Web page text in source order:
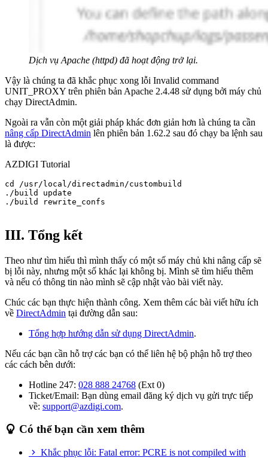
Dịch vụ Apache (httpd) đã hoạt động trở lại.
Vậy là chúng ta đã khắc phục xong lỗi Invalid command
UNIT_PROXY trên phiên bản Apache 2.4.48 sử dụng bởi máy chủ
chạy DirectAdmin.
Ngoài ra vẫn còn một giải pháp khác đơn giản hơn là chúng ta cần
nâng cấp DirectAdmin lên phiên bản 1.62.2 sau đó chạy ba lệnh sau
là được:
AZDIGI Tutorial
cd /usr/local/directadmin/custombuild
./build update
./build rewrite_confs
III. Tổng kết
Theo như tìm hiểu thì mình thấy có một số máy chủ khi nâng cấp sẽ
bị lỗi này, nhưng một số khác lại không bị. Mình sẽ tìm hiểu thêm
và nếu có thông tin nào mình sẽ cập nhật vào bài viết này.
Chúc các bạn thực hiện thành công. Xem thêm các bài viết hữu ích
về DirectAdmin tại đường dẫn sau:
Tổng hợp hướng dẫn sử dụng DirectAdmin.
Nếu các bạn cần hỗ trợ các bạn có thể liên hệ bộ phận hỗ trợ theo
các cách bên dưới:
Hotline 247: 028 888 24768 (Ext 0)
Ticket/Email: Bạn dùng email đăng ký dịch vụ gửi trực tiếp
về: support@azdigi.com.
Có thể bạn cần xem thêm
Khắc phục lỗi: Fatal error: PCRE is not compiled with